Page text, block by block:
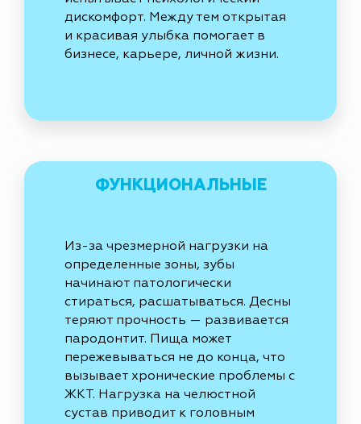
дискомфорт. Между тем открытая
и красивая улыбка помогает в
бизнесе, карьере, личной жизни.
ФУНКЦИОНАЛЬНЫЕ
Из-за чрезмерной нагрузки на
определенные зоны, зубы
начинают патологически
стираться, расшатываться. Десны
теряют прочность — развивается
пародонтит. Пища может
пережевываться не до конца, что
вызывает хронические проблемы с
ЖКТ. Нагрузка на челюстной
сустав приводит к головным